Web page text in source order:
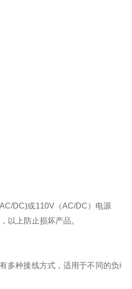
DC)或110V（AC/DC）电源
以上防止损坏产品。
多种接线方式，适用于不同的负载